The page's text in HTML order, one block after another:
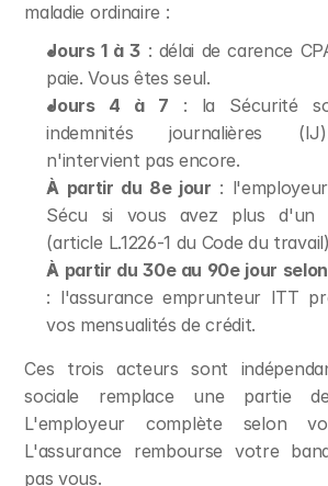
maladie ordinaire :
Jours 1 à 3 : délai de carence
paie. Vous êtes seul.
Jours 4 à 7 : la Sécurité
indemnités journalières
n'intervient pas encore.
À partir du 8e jour :
Sécu si vous avez plus d'un
(article L.1226-1 du Code du
À partir du 30e au 90e jour
: l'assurance emprunteur ITT
vos mensualités de crédit.
Ces trois acteurs sont
sociale remplace une partie
L'employeur complète selon
L'assurance rembourse votre
pas vous.